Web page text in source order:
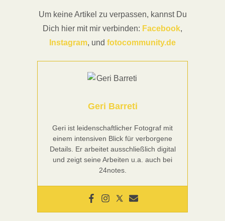
Um keine Artikel zu verpassen, kannst Du
Dich hier mit mir verbinden: Facebook,
Instagram, und fotocommunity.de
Geri Barreti
Geri ist leidenschaftlicher Fotograf mit
einem intensiven Blick für verborgene
Details. Er arbeitet ausschließlich digital
und zeigt seine Arbeiten u.a. auch bei
24notes.